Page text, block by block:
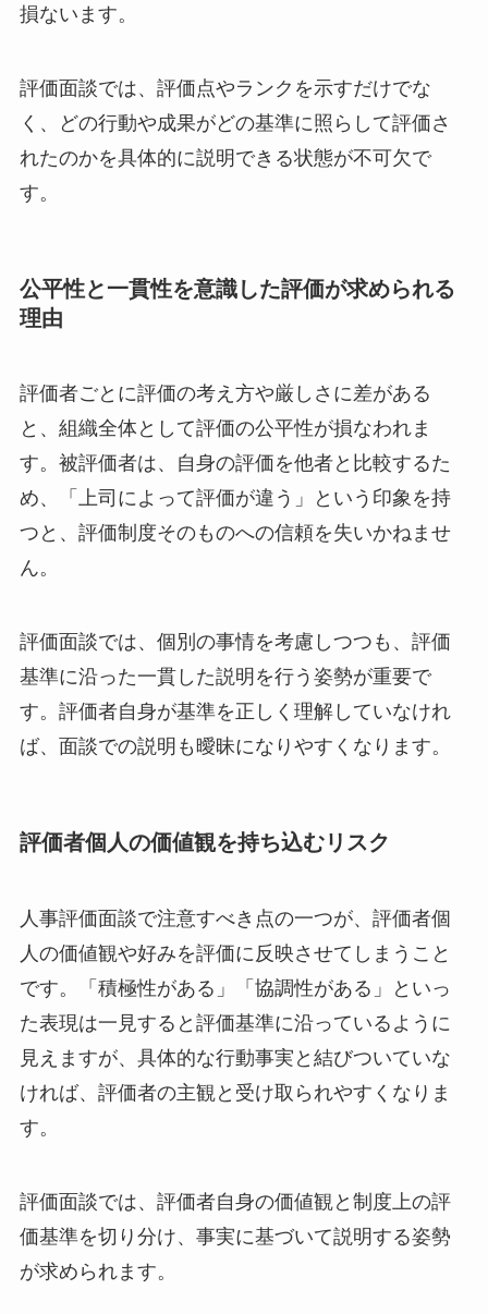
損ないます。
評価面談では、評価点やランクを示すだけでな
く、どの行動や成果がどの基準に照らして評価さ
れたのかを具体的に説明できる状態が不可欠で
す。
公平性と一貫性を意識した評価が求められる
理由
評価者ごとに評価の考え方や厳しさに差がある
と、組織全体として評価の公平性が損なわれま
す。被評価者は、自身の評価を他者と比較するた
め、「上司によって評価が違う」という印象を持
つと、評価制度そのものへの信頼を失いかねませ
ん。
評価面談では、個別の事情を考慮しつつも、評価
基準に沿った一貫した説明を行う姿勢が重要で
す。評価者自身が基準を正しく理解していなけれ
ば、面談での説明も曖昧になりやすくなります。
評価者個人の価値観を持ち込むリスク
人事評価面談で注意すべき点の一つが、評価者個
人の価値観や好みを評価に反映させてしまうこと
です。「積極性がある」「協調性がある」といっ
た表現は一見すると評価基準に沿っているように
見えますが、具体的な行動事実と結びついていな
ければ、評価者の主観と受け取られやすくなりま
す。
評価面談では、評価者自身の価値観と制度上の評
価基準を切り分け、事実に基づいて説明する姿勢
が求められます。